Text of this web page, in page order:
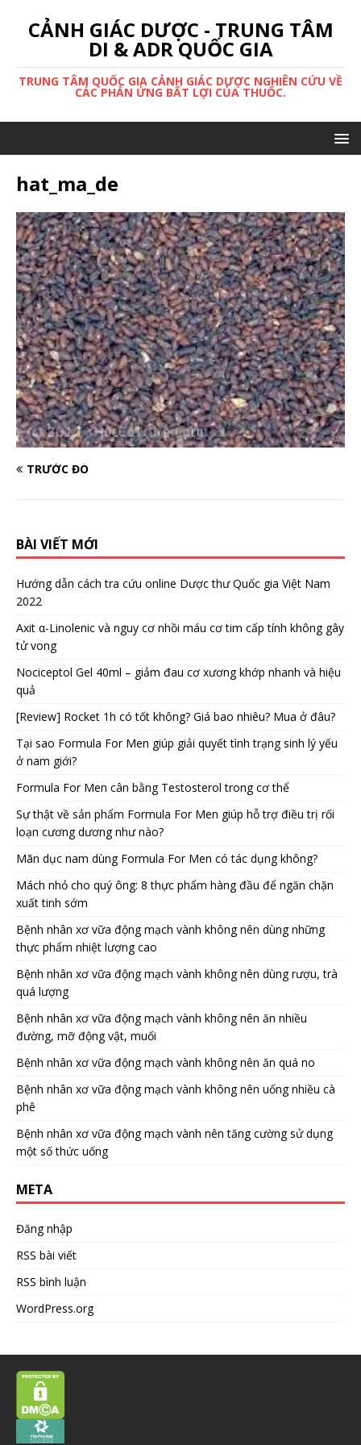
CẢNH GIÁC DƯỢC - TRUNG TÂM
DI & ADR QUỐC GIA
TRUNG TÂM QUỐC GIA CẢNH GIÁC DƯỢC NGHIÊN CỨU VỀ
CÁC PHẢN ỨNG BẤT LỢI CỦA THUỐC.
hat_ma_de
TRƯỚC ĐÓ
BÀI VIẾT MỚI
Hướng dẫn cách tra cứu online Dược thư Quốc gia Việt Nam
2022
Axit α-Linolenic và nguy cơ nhồi máu cơ tim cấp tính không gây
tử vong
Nociceptol Gel 40ml – giảm đau cơ xương khớp nhanh và hiệu
quả
[Review] Rocket 1h có tốt không? Giá bao nhiêu? Mua ở đâu?
Tại sao Formula For Men giúp giải quyết tình trạng sinh lý yếu
ở nam giới?
Formula For Men cân bằng Testosterol trong cơ thể
Sự thật về sản phẩm Formula For Men giúp hỗ trợ điều trị rối
loạn cương dương như nào?
Mãn dục nam dùng Formula For Men có tác dụng không?
Mách nhỏ cho quý ông: 8 thực phẩm hàng đầu để ngăn chặn
xuất tinh sớm
Bệnh nhân xơ vữa động mạch vành không nên dùng những
thực phẩm nhiệt lượng cao
Bệnh nhân xơ vữa động mạch vành không nên dùng rượu, trà
quá lượng
Bệnh nhân xơ vữa động mạch vành không nên ăn nhiều
đường, mỡ động vật, muối
Bệnh nhân xơ vữa động mạch vành không nên ăn quá no
Bệnh nhân xơ vữa động mạch vành không nên uống nhiều cà
phê
Bệnh nhân xơ vữa động mạch vành nên tăng cường sử dụng
một số thức uống
META
Đăng nhập
RSS bài viết
RSS bình luận
WordPress.org